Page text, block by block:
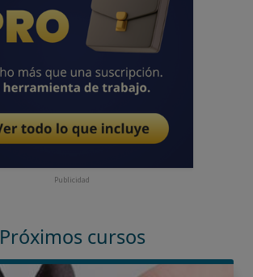
Publicidad
Próximos cursos